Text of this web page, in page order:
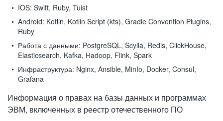
IOS: Swift, Ruby, Tuist
Android: Kotlin, Kotlin Script (kts), Gradle Convention Plugins,
Ruby
Работа с данными: PostgreSQL, Scylla, Redis, ClickHouse,
Elasticsearch, Kafka, Hadoop, Flink, Spark
Инфраструктура: Nginx, Ansible, MinIo, Docker, Consul,
Grafana
Информация о правах на базы данных и программах
ЭВМ, включенных в реестр отечественного ПО